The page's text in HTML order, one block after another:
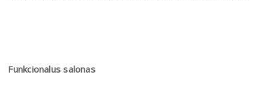
Funkcionalus salonas